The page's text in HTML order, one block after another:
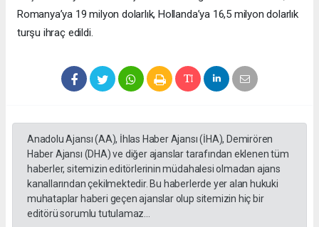
Romanya’ya 19 milyon dolarlık, Hollanda’ya 16,5 milyon dolarlık
turşu ihraç edildi.
Anadolu Ajansı (AA), İhlas Haber Ajansı (İHA), Demirören
Haber Ajansı (DHA) ve diğer ajanslar tarafından eklenen tüm
haberler, sitemizin editörlerinin müdahalesi olmadan ajans
kanallarından çekilmektedir. Bu haberlerde yer alan hukuki
muhataplar haberi geçen ajanslar olup sitemizin hiç bir
editörü sorumlu tutulamaz...